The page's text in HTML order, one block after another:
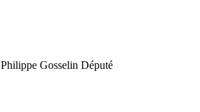
Philippe Gosselin Député